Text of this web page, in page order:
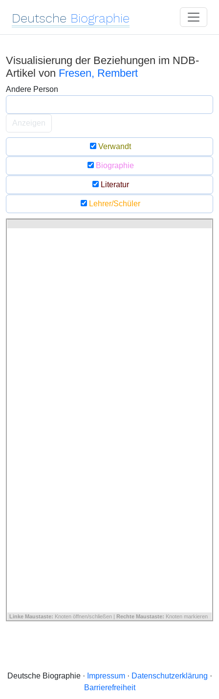
Deutsche Biographie
Visualisierung der Beziehungen im NDB-
Artikel von Fresen, Rembert
Andere Person
Anzeigen
Verwandt
Biographie
Literatur
Lehrer/Schüler
Linke Maustaste: Knoten öffnen/schließen | Rechte Maustaste: Knoten markieren
Deutsche Biographie · Impressum· Datenschutzerklärung ·
Barrierefreiheit